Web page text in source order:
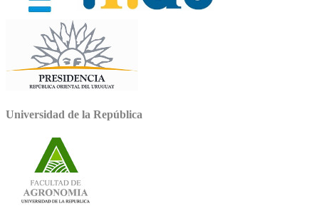
Universidad de la República